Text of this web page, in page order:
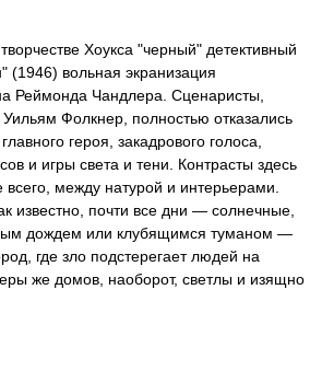
Хоукса "черный" детективный
(1946) вольная экранизация
Реймонда Чандлера. Сценаристы,
Фолкнер, полностью отказались
героя, закадрового голоса,
и игры света и тени. Контрасты здесь
между натурой и интерьерами.
известно, почти все дни — солнечные,
дождем или клубящимся туманом —
где зло подстерегает людей на
же домов, наоборот, светлы и изящно